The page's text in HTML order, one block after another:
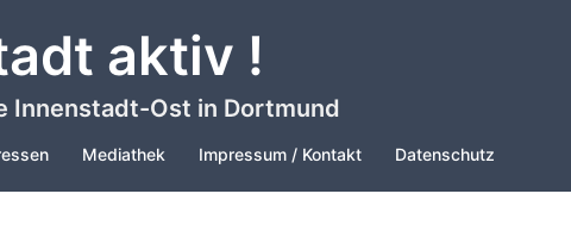
aktiv !
Innenstadt-Ost in Dortmund
Mediathek Impressum / Kontakt Datenschutz